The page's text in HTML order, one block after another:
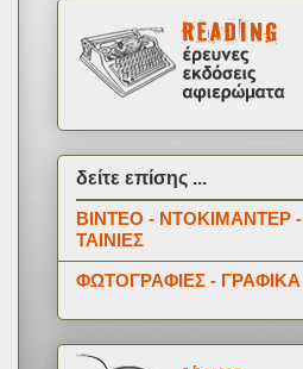
δείτε επίσης ...
ΒΙΝΤΕΟ - ΝΤΟΚΙΜΑΝΤΕΡ -
ΤΑΙΝΙΕΣ
ΦΩΤΟΓΡΑΦΙΕΣ - ΓΡΑΦΙΚΑ